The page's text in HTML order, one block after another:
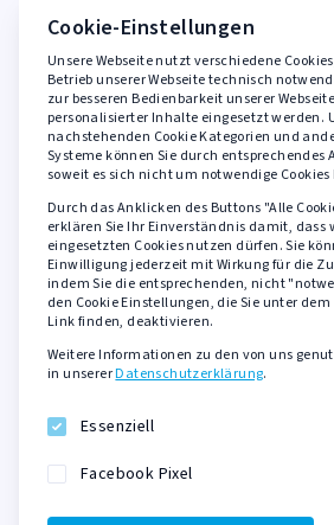
Rechtliches
AGB
Widerrufsbelehrung
Datenschutzerklärung
Barrierefreiheit
Impressum
Sicher zahlen mit
PayPal
SOFORT Überweisung
Cookie-Einstellungen
Unsere Webseite nutzt verschiedene
Betrieb unserer Webseite technisch
zur besseren Bedienbarkeit unserer
personalisierter Inhalte eingesetzt werden.
nachstehenden Cookie Kategorien und
Systeme können Sie durch entsprechendes
soweit es sich nicht um notwendige
Durch das Anklicken des Buttons "Alle
erklären Sie Ihr Einverständnis damit, dass
eingesetzten Cookies nutzen dürfen. Sie
Einwilligung jederzeit mit Wirkung für die
indem Sie die entsprechenden, nicht
den Cookie Einstellungen, die Sie unter
Link finden, deaktivieren.
Weitere Informationen zu den von uns
in unsererDatenschutzerklärung.
Essenziell
Facebook Pixel